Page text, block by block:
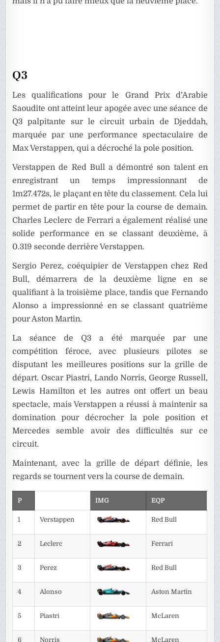
Q3
Les qualifications pour le Grand Prix d’Arabie
Saoudite ont atteint leur apogée avec une séance de
Q3 palpitante sur le circuit urbain de Djeddah,
marquée par une performance spectaculaire de
Max Verstappen, qui a décroché la pole position.
Verstappen de Red Bull a démontré son talent en
enregistrant un temps impressionnant de
1m27.472s, le plaçant en tête du classement. Cela lui
permet de partir en tête pour la course de demain.
Charles Leclerc de Ferrari a également réalisé une
solide performance en se classant deuxième, à
0.319 seconde derrière Verstappen.
Sergio Perez, coéquipier de Verstappen chez Red
Bull, démarrera de la deuxième ligne en se
qualifiant à la troisième place, tandis que Fernando
Alonso a impressionné en se classant quatrième
pour Aston Martin.
La séance de Q3 a été marquée par une
compétition féroce, avec plusieurs pilotes se
disputant les meilleures positions sur la grille de
départ. Oscar Piastri, Lando Norris, George Russell,
Lewis Hamilton et les autres ont offert un beau
spectacle, mais Verstappen a réussi à maintenir sa
domination pour décrocher la pole position et
Mercedes semble avoir des difficultés sur ce
circuit.
Maintenant, avec la grille de départ définie, les
regards se tournent vers la course de demain.
P IMG EQP
1 Verstappen Red Bull
2 Leclerc Ferrari
3 Perez Red Bull
4 Alonso Aston Martin
5 Piastri McLaren
6 Norris McLaren